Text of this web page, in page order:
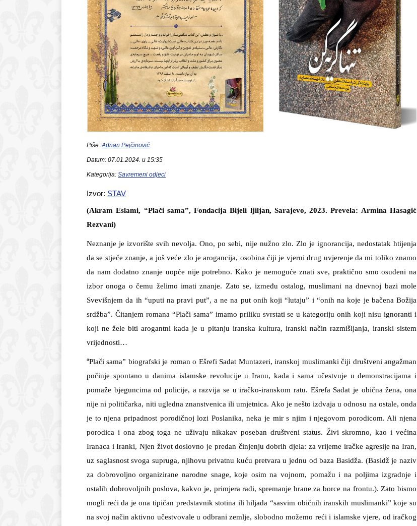
Piše: Adnan Pejčinović
Datum: 07.01.2024. u 15:35
Kategorija: Savremeni odjeci
Izvor: STAV
(Akram Eslami, “Plači sama”, Fondacija Bijeli ljiljan, Sarajevo, 2023. Prevela: Armina Hasagić
Rezvani)
Neznanje je izvorište svih nevolja. Ono, po sebi, nije nužno zlo. Zlo je ignorancija, nedostatak htijenja
da se stječe znanje, a još veće zlo je arogancija, osobina čiji je vjerni drug uvjerenje da mi toliko znamo
da nam dodatno znanje uopće nije potrebno. Kako je nemoguće znati sve, praktično smo osuđeni na
izbor onoga o čemu želimo imati znanje. Zato se, između ostalog, muslimani na dnevnoj bazi mole
Svevišnjem da ih “uputi na pravi put”, a ne na put onih koji “lutaju” i “onih na koje je bačena Božija
srdžba”. Čitanjem romana “Plači sama” imamo priliku svrstati se u kategoriju onih koji nisu ignoranti i
koji ne žele biti arogantni kada je u pitanju iranska kultura, iranski način razmišljanja, iranski sistem
vrijednosti…
“Plači sama” biografski je roman o Ešrefi Sadat Muntazeri, iranskoj muslimanki čiji društveni angažman
počinje spontano u danima islamske revolucije u Iranu, kada i sama učestvuje u demonstracijama i
pomaže bjeguncima od policije, a razvija se u iračko-iranskom ratu. Ešrefa Sadat je obična žena, ona
nije ni političarka, niti ugledna znanstvenica ili umjetnica. Ako je nešto izdvaja u odnosu na ostale, onda
je to njena pripadnost porodičnoj lozi Poslanika, neka je mir s njim i njegovom porodicom. Ali njena
porodica i ona zbog toga ne uživaju nikakav poseban društveni status. Živi skromno, kao i većina
Iranaca i Iranki, Njen život doslovno je predan činjenju dobrih djela: za vrijeme iračke agresije na Iran,
uz saglasnost svoga supruga, njihovu privatnu kuću pretvara u jednu od baza Basidža. (Basidž je naziv
za dobrovoljno organizirane narodne snage, koje osim na vojnom, pomažu i na poljima izgradnje i
ostalih dobrovoljnih poslova, kakvo je, primjera radi, spremanje hrane za borce na frontu.). Zato bismo
mogli reći da je ona tipičan predstavnik stotina ili hiljada “sasvim običnih iranskih muslimanki” koje su
na svoj način aktivno učestvovale u odbrani zemlje, slobodno možemo reći i islamske vjere, od iračkog